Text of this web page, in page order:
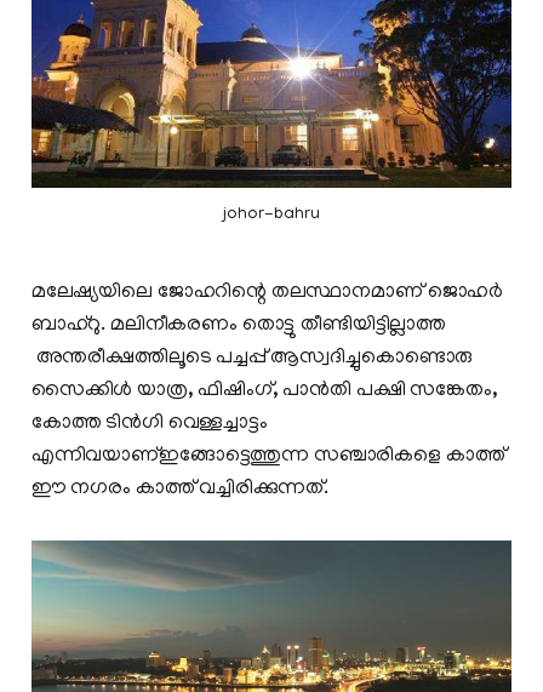
johor-bahru
മലേഷ്യയിലെ ജോഹറിന്റെ തലസ്ഥാനമാണ് ജൊഹർ
ബാഹ്റു. മലിനീകരണം തൊട്ടു തീണ്ടിയിട്ടില്ലാത്ത
അന്തരീക്ഷത്തിലൂടെ പച്ചപ്പ് ആസ്വദിച്ചുകൊണ്ടൊരു
സൈക്കിൾ യാത്ര, ഫിഷിംഗ്, പാൻതി പക്ഷി സങ്കേതം,
കോത്ത ടിൻഗി വെള്ളച്ചാട്ടം
എന്നിവയാണ്ഇങ്ങോട്ടെത്തുന്ന സഞ്ചാരികളെ കാത്ത്
ഈ നഗരം കാത്ത് വച്ചിരിക്കുന്നത്.